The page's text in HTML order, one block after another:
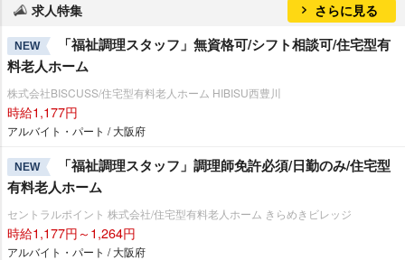
求人特集 さらに見る
NEW
「福祉調理スタッフ」無資格可/シフト相談可/住宅型有
料老人ホーム
株式会社BISCUSS/住宅型有料老人ホーム HIBISU西豊川
時給1,177円
アルバイト・パート / 大阪府
NEW
「福祉調理スタッフ」調理師免許必須/日勤のみ/住宅型
有料老人ホーム
セントラルポイント 株式会社/住宅型有料老人ホーム きらめきビレッジ
時給1,177円～1,264円
アルバイト・パート / 大阪府